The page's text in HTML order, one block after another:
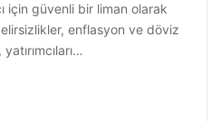
için güvenli bir liman olarak
enflasyon ve döviz